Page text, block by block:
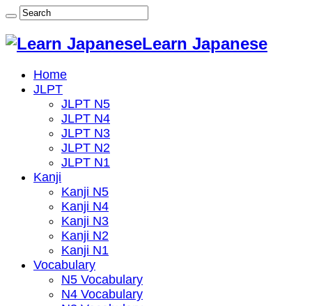
Learn Japanese
Home
JLPT
JLPT N5
JLPT N4
JLPT N3
JLPT N2
JLPT N1
Kanji
Kanji N5
Kanji N4
Kanji N3
Kanji N2
Kanji N1
Vocabulary
N5 Vocabulary
N4 Vocabulary